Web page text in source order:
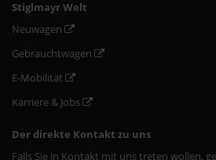
Stiglmayr Welt
Neuwagen
Gebrauchtwagen
E-Mobilität
Karriere & Jobs
Der direkte Kontakt zu uns
Falls Sie in Kontakt mit uns treten wollen,